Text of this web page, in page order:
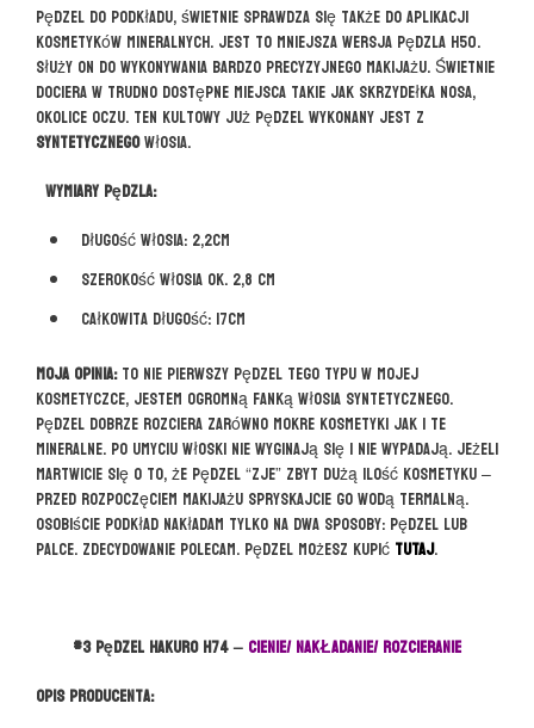
Pędzel do podkładu, świetnie sprawdza się także do aplikacji
kosmetyków mineralnych. Jest to mniejsza wersja pędzla H50.
Służy on do wykonywania bardzo precyzyjnego makijażu. Świetnie
dociera w trudno dostępne miejsca takie jak skrzydełka nosa,
okolice oczu. Ten kultowy już pędzel wykonany jest z
syntetycznegowłosia.
Wymiary pędzla:
Długość włosia: 2,2cm
Szerokość włosia ok. 2,8 cm
Całkowita długość: 17cm
Moja opinia:To nie pierwszy pędzel tego typu w mojej
kosmetyczce, jestem ogromną fanką włosia syntetycznego.
Pędzel dobrze rozciera zarówno mokre kosmetyki jak i te
mineralne. Po umyciu włoski nie wyginają się i nie wypadają. Jeżeli
martwicie się o to, że pędzel “zje” zbyt dużą ilość kosmetyku –
przed rozpoczęciem makijażu spryskajcie go wodą termalną.
Osobiście podkład nakładam tylko na dwa sposoby: pędzel lub
palce. Zdecydowanie polecam. Pędzel możesz kupić TUTAJ.
#3 pędzel HAKURO H74 – CIENIE/ NAKŁADANIE/ ROZCIERANIE
Opis producenta: